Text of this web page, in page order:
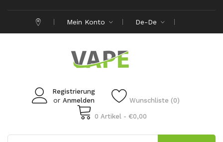
Mein Konto De-De
Registrierung
or Anmelden Wunschliste (0)
0 Artikel - €0,00